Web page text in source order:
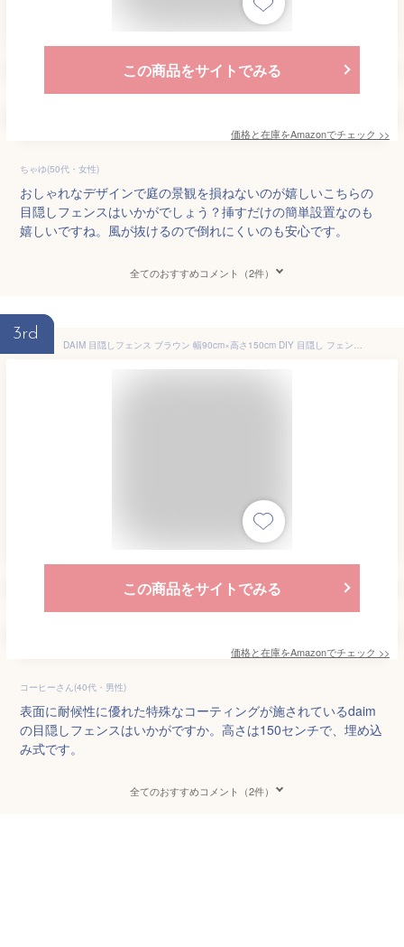
この商品をサイトでみる
価格と在庫をAmazonでチェック >>
ちゃゆ(50代・女性)
おしゃれなデザインで庭の景観を損ねないのが嬉しいこちらの
目隠しフェンスはいかがでしょう？挿すだけの簡単設置なのも
嬉しいですね。風が抜けるので倒れにくいのも安心です。
全てのおすすめコメント（2件）
3rd
DAIM 目隠しフェンス ブラウン 幅90cm×高さ150cm DIY 目隠し フェンス 屋外 ガーデン 花壇 ガーデニング 柵 庭 ルーバー エクステリア 第一ビニール
この商品をサイトでみる
価格と在庫をAmazonでチェック >>
コーヒーさん(40代・男性)
表面に耐候性に優れた特殊なコーティングが施されているdaim
の目隠しフェンスはいかがですか。高さは150センチで、埋め込
み式です。
全てのおすすめコメント（2件）